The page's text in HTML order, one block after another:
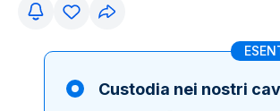
Custodia nei nostri